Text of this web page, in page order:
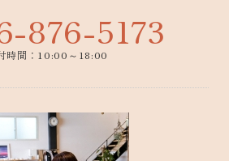
876-5173
時間：10:00～18:00